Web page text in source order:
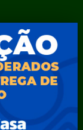
e Turismo
Elétrica
SAD
Hídricos –
– SEMAF